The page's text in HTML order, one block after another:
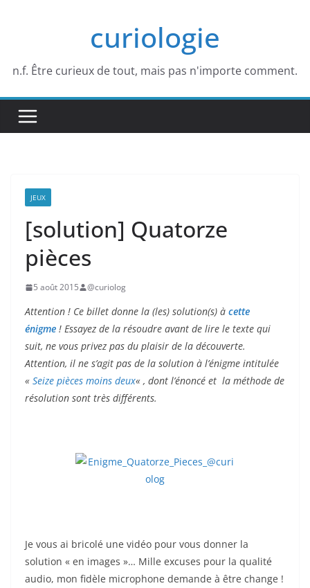
curiologie
n.f. Être curieux de tout, mais pas n'importe comment.
JEUX
[solution] Quatorze
pièces
5 août 2015 @curiolog
Attention ! Ce billet donne la (les) solution(s) à cette
énigme ! Essayez de la résoudre avant de lire le texte qui
suit, ne vous privez pas du plaisir de la découverte.
Attention, il ne s’agit pas de la solution à l’énigme intitulée
« Seize pièces moins deux« , dont l’énoncé et la méthode de
résolution sont très différents.
Je vous ai bricolé une vidéo pour vous donner la
solution « en images »… Mille excuses pour la qualité
audio, mon fidèle microphone demande à être change !